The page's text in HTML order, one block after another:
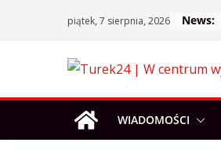
piątek, 7 sierpnia, 2026 News:
WIADOMOŚCI